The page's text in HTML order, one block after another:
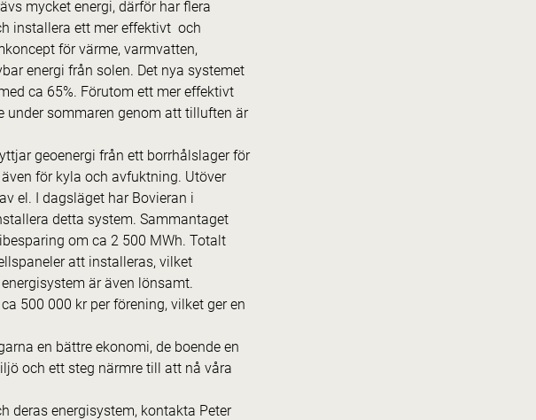
mycket energi, därför har flera
installera ett mer effektivt och
för värme, varmvatten,
energi från solen. Det nya systemet
ca 65%. Förutom ett mer effektivt
under sommaren genom att tilluften är
geoenergi från ett borrhålslager för
för kyla och avfuktning. Utöver
el. I dagsläget har Bovieran i
detta system. Sammantaget
om ca 2 500 MWh. Totalt
att installeras, vilket
är även lönsamt.
500 000 kr per förening, vilket ger en
en bättre ekonomi, de boende en
och ett steg närmre till att nå våra
deras energisystem, kontakta Peter